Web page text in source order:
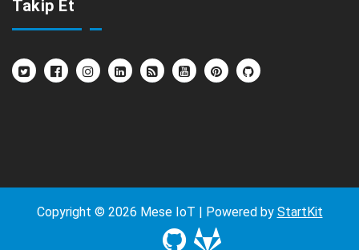
Takip Et
Copyright © 2026 Mese IoT | Powered by StartKit